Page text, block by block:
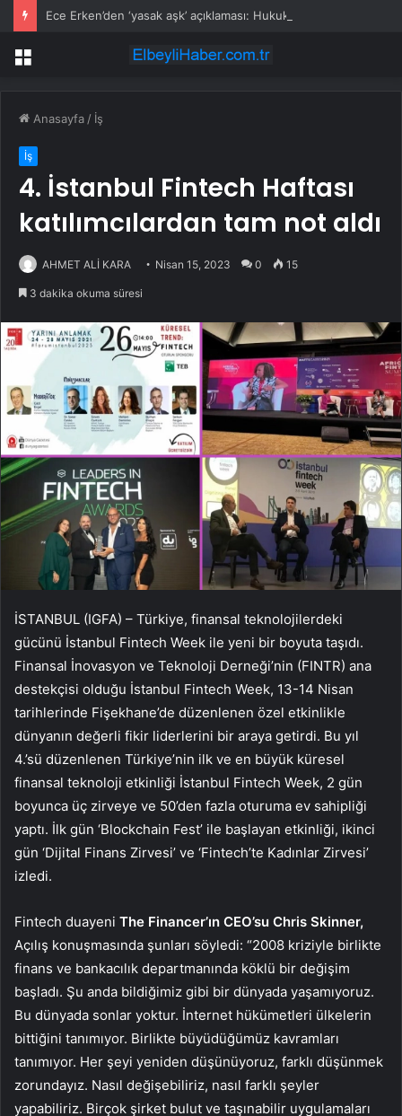
Menü
Anasayfa / İş
İş
4. İstanbul Fintech Haftası
katılımcılardan tam not aldı
AHMET ALİ KARA Nisan 15, 2023 0 15
3 dakika okuma süresi
İSTANBUL (IGFA) – Türkiye, finansal teknolojilerdeki
gücünü İstanbul Fintech Week ile yeni bir boyuta taşıdı.
Finansal İnovasyon ve Teknoloji Derneği’nin (FINTR) ana
destekçisi olduğu İstanbul Fintech Week, 13-14 Nisan
tarihlerinde Fişekhane’de düzenlenen özel etkinlikle
dünyanın değerli fikir liderlerini bir araya getirdi. Bu yıl
4.’sü düzenlenen Türkiye’nin ilk ve en büyük küresel
finansal teknoloji etkinliği İstanbul Fintech Week, 2 gün
boyunca üç zirveye ve 50’den fazla oturuma ev sahipliği
yaptı. İlk gün ‘Blockchain Fest’ ile başlayan etkinliği, ikinci
gün ‘Dijital Finans Zirvesi’ ve ‘Fintech’te Kadınlar Zirvesi’
izledi.
Fintech duayeni The Financer’ın CEO’su Chris Skinner,
Açılış konuşmasında şunları söyledi: “2008 kriziyle birlikte
finans ve bankacılık departmanında köklü bir değişim
başladı. Şu anda bildiğimiz gibi bir dünyada yaşamıyoruz.
Bu dünyada sonlar yoktur. İnternet hükümetleri ülkelerin
bittiğini tanımıyor. Birlikte büyüdüğümüz kavramları
tanımıyor. Her şeyi yeniden düşünüyoruz, farklı düşünmek
zorundayız. Nasıl değişebiliriz, nasıl farklı şeyler
yapabiliriz. Birçok şirket bulut ve taşınabilir uygulamaları